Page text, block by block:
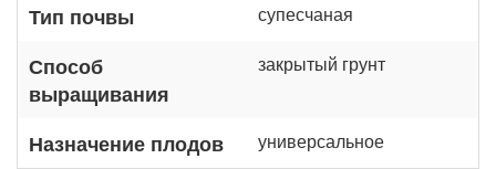
Тип почвы супесчаная
Способ
выращивания
закрытый грунт
Назначение плодов универсальное